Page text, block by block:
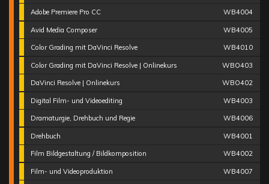
Adobe Premiere Pro CC WB4004
Avid Media Composer WB4005
Color Grading mit DaVinci Resolve WB4010
Color Grading mit DaVinci Resolve | Onlinekurs WBO403
DaVinci Resolve | Onlinekurs WBO402
Digital Film- und Videoediting WB4003
Dramaturgie, Drehbuch und Regie WB4006
Drehbuch WB4001
Film Bildgestaltung / Bildkomposition WB4002
Film- und Videoproduktion WB4007